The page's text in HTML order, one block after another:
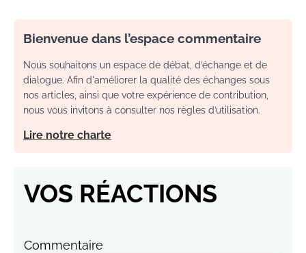
Bienvenue dans l’espace commentaire
Nous souhaitons un espace de débat, d’échange et de
dialogue. Afin d'améliorer la qualité des échanges sous
nos articles, ainsi que votre expérience de contribution,
nous vous invitons à consulter nos règles d’utilisation.
Lire notre charte
VOS RÉACTIONS
Commentaire